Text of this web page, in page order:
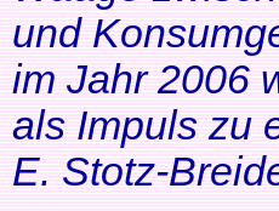
und
im Jahr 2006
als Impuls zu
E. Stotz-